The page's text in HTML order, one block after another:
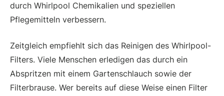
durch Whirlpool Chemikalien und speziellen
Pflegemitteln verbessern.
Zeitgleich empfiehlt sich das Reinigen des Whirlpool-
Filters. Viele Menschen erledigen das durch ein
Abspritzen mit einem Gartenschlauch sowie der
Filterbrause. Wer bereits auf diese Weise einen Filter